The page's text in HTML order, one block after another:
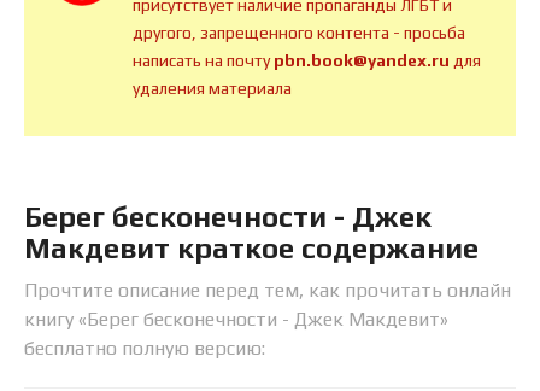
присутствует наличие пропаганды ЛГБТ и
другого, запрещенного контента - просьба
написать на почтуpbn.book@yandex.ru для
удаления материала
Берег бесконечности - Джек
Макдевит краткое содержание
Прочтите описание перед тем, как прочитать онлайн
книгу «Берег бесконечности - Джек Макдевит»
бесплатно полную версию: